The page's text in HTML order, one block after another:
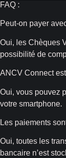
FAQ :
Peut-on payer
Oui, les Chèques
possibilité de
ANCV Connect
Oui, vous pouvez
votre smartphone.
Les paiements
Oui, toutes les
bancaire n’est